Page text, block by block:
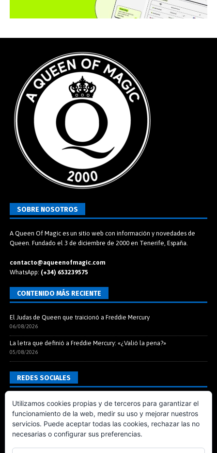
SOBRE NOSOTROS
A Queen Of Magic es un sitio web con información y novedades de
Queen. Fundado el 3 de diciembre de 2000 en Tenerife, España.
contacto@aqueenofmagic.com
WhatsApp: (+34) 653239575
CONTENIDO MÁS RECIENTE
El Judas de Queen que traicionó a Freddie Mercury
06/08/2026
La letra que definió a Freddie Mercury: «¿Valió la pena?»
05/08/2026
REDES SOCIALES
Utilizamos cookies propias y de terceros para garantizar el
funcionamiento de la web, medir su uso y mejorar nuestros
servicios. Puede aceptar todas las cookies, rechazar las no
necesarias o configurar sus preferencias.